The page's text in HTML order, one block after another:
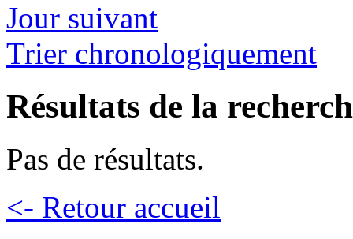
Jour suivant
Trier chronologiquement
Résultats de la
Pas de résultats.
<- Retour accueil